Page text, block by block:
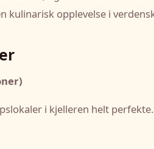
kulinarisk opplevelse i
i kjelleren helt